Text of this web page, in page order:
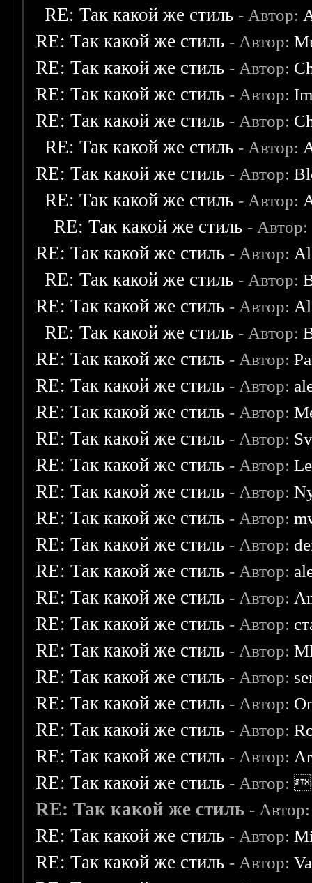
RE: Так какой же стиль - Автор:
RE: Так какой же стиль - Автор:
RE: Так какой же стиль - Автор:
RE: Так какой же стиль - Автор:
RE: Так какой же стиль - Автор:
RE: Так какой же стиль - Автор:
RE: Так какой же стиль - Автор:
RE: Так какой же стиль - Автор:
RE: Так какой же стиль - Автор:
RE: Так какой же стиль - Автор:
RE: Так какой же стиль - Автор:
RE: Так какой же стиль - Автор:
RE: Так какой же стиль - Автор:
RE: Так какой же стиль - Автор:
RE: Так какой же стиль - Автор:
RE: Так какой же стиль - Автор:
RE: Так какой же стиль - Автор:
RE: Так какой же стиль - Автор:
RE: Так какой же стиль - Автор:
RE: Так какой же стиль - Автор:
RE: Так какой же стиль - Автор:
RE: Так какой же стиль - Автор:
RE: Так какой же стиль - Автор:
RE: Так какой же стиль - Автор:
RE: Так какой же стиль - Автор:
RE: Так какой же стиль - Автор:
RE: Так какой же стиль - Автор:
RE: Так какой же стиль - Автор:
RE: Так какой же стиль - Автор:
RE: Так какой же стиль - Автор:
RE: Так какой же стиль -
RE: Так какой же стиль - Автор:
RE: Так какой же стиль - Автор: